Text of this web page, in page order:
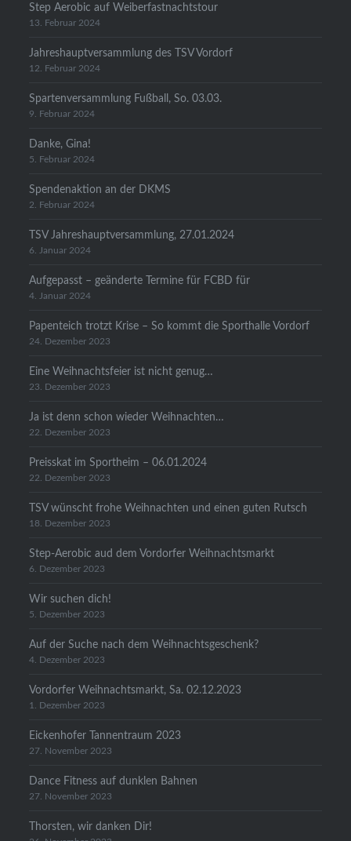
Step Aerobic auf Weiberfastnachtstour
13. Februar 2024
Jahreshauptversammlung des TSV Vordorf
12. Februar 2024
Spartenversammlung Fußball, So. 03.03.
9. Februar 2024
Danke, Gina!
5. Februar 2024
Spendenaktion an der DKMS
2. Februar 2024
TSV Jahreshauptversammlung, 27.01.2024
6. Januar 2024
Aufgepasst – geänderte Termine für FCBD für
4. Januar 2024
Papenteich trotzt Krise – So kommt die Sporthalle Vordorf
24. Dezember 2023
Eine Weihnachtsfeier ist nicht genug…
23. Dezember 2023
Ja ist denn schon wieder Weihnachten…
22. Dezember 2023
Preisskat im Sportheim – 06.01.2024
22. Dezember 2023
TSV wünscht frohe Weihnachten und einen guten Rutsch
18. Dezember 2023
Step-Aerobic aud dem Vordorfer Weihnachtsmarkt
6. Dezember 2023
Wir suchen dich!
5. Dezember 2023
Auf der Suche nach dem Weihnachtsgeschenk?
4. Dezember 2023
Vordorfer Weihnachtsmarkt, Sa. 02.12.2023
1. Dezember 2023
Eickenhofer Tannentraum 2023
27. November 2023
Dance Fitness auf dunklen Bahnen
27. November 2023
Thorsten, wir danken Dir!